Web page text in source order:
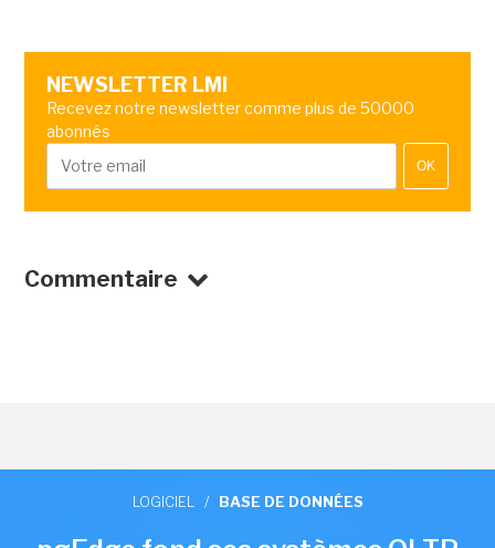
NEWSLETTER LMI
Recevez notre newsletter comme plus de 50000
abonnés
OK
Commentaire
LOGICIEL / BASE DE DONNÉES